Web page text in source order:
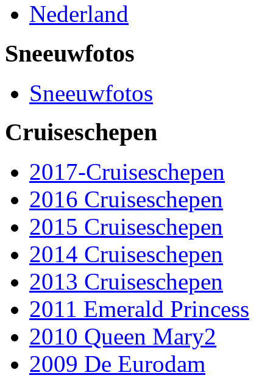
Nederland
Sneeuwfotos
Sneeuwfotos
Cruiseschepen
2017-Cruiseschepen
2016 Cruiseschepen
2015 Cruiseschepen
2014 Cruiseschepen
2013 Cruiseschepen
2011 Emerald Princess
2010 Queen Mary2
2009 De Eurodam